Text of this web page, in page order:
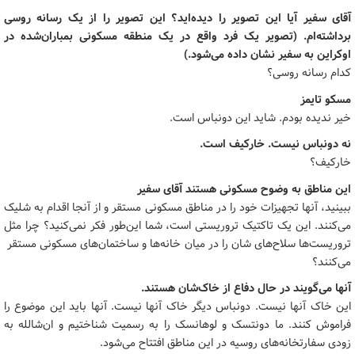
آقای سفیر آیا این تصویر را دیده‌اید؟ این تصویر را از یک رسانه روسی
برداشته‌ام. (تصویر یک فرد واقع در یک منطقه مسکونی بمباران‌شده در
اوکراین به سفیر نشان داده می‌شود.)
کدام رسانه روسی؟
مسکو تایمز
خیر ندیده بودم. شاید این دونباس است.
نه دونباس نیست. خارکیف است.
خارکیف؟
این مناطق به وضوح مسکونی هستند آقای سفیر
ببینید، آنها تجهیزات خود را در مناطق مسکونی مستقر و از آنجا اقدام به شلیک
می‌کنند. این یک تاکتیک تروریستی است، شما این‌طور فکر نمی‌کنید؟ چرا مثل
تروریست‌ها سلاح‌های شان را در میان خانه‌ها و ساختمان‌های مسکونی مستقر
می‌کنند؟
آنها می‌گویند در حال دفاع از خاک‌شان هستند.
این خاک آنها نیست. دونباس دیگر خاک آنها نیست. آنها باید این موضوع را
فراموش کنند. ما دونتسک و لوهانسک را به رسمیت شناختیم و ان‌شالله به
زودی سفارتخانه‌های روسیه در این مناطق افتتاح می‌شود.